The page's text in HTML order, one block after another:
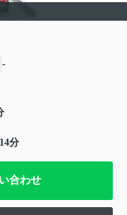
-
分
合わせ